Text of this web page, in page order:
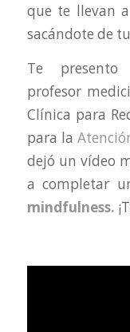
que te llevan
sacándote de
Te
profesor
Clínica para
para la
dejó un vídeo
a completar
mindfulness.